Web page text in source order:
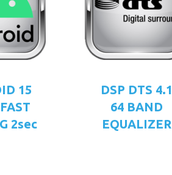
15
2sec
DSP DTS 4.1
64 BAND
EQUALIZER